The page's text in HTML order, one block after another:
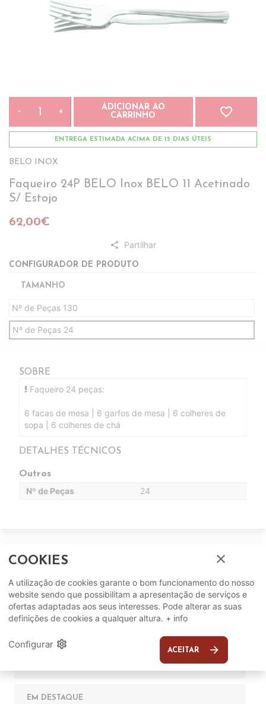
- +
ADICIONAR AO
CARRINHO
favorite_border
ENTREGA ESTIMADA ACIMA DE 15 DIAS ÚTEIS
BELO INOX
Faqueiro 24P BELO Inox BELO 11 Acetinado
S/ Estojo
62,00€
share Partilhar
CONFIGURADOR DE PRODUTO
TAMANHO
Nº de Peças 130
Nº de Peças 24
SOBRE
Faqueiro 24 peças:
6 facas de mesa | 6 garfos de mesa | 6 colheres de
sopa | 6 colheres de chá
DETALHES TÉCNICOS
Outros
Nº de Peças 24
Complete o seu ambiente
EM DESTAQUE
COOKIES close
A utilização de cookies garante o bom funcionamento do nosso
website sendo que possibilitam a apresentação de serviços e
ofertas adaptadas aos seus interesses. Pode alterar as suas
definições de cookies a qualquer altura. + info
Configurar settings ACEITAR arrow_forward